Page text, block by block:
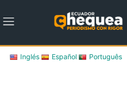
Inglés Español Português